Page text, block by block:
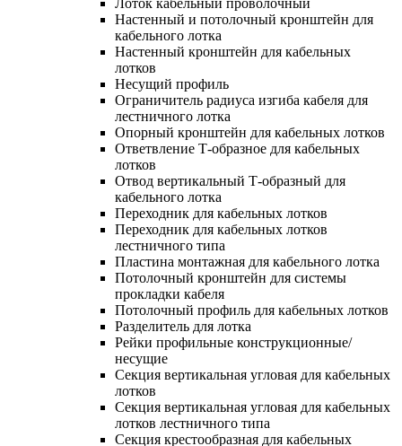
Настенный и потолочный кронштейн для
кабельного лотка
Настенный кронштейн для кабельных
лотков
Несущий профиль
Ограничитель радиуса изгиба кабеля для
лестничного лотка
Опорный кронштейн для кабельных лотков
Ответвление Т-образное для кабельных
лотков
Отвод вертикальный Т-образный для
кабельного лотка
Переходник для кабельных лотков
Переходник для кабельных лотков
лестничного типа
Пластина монтажная для кабельного лотка
Потолочный кронштейн для системы
прокладки кабеля
Потолочный профиль для кабельных лотков
Разделитель для лотка
Рейки профильные конструкционные/
несущие
Секция вертикальная угловая для кабельных
лотков
Секция вертикальная угловая для кабельных
лотков лестничного типа
Секция крестообразная для кабельных